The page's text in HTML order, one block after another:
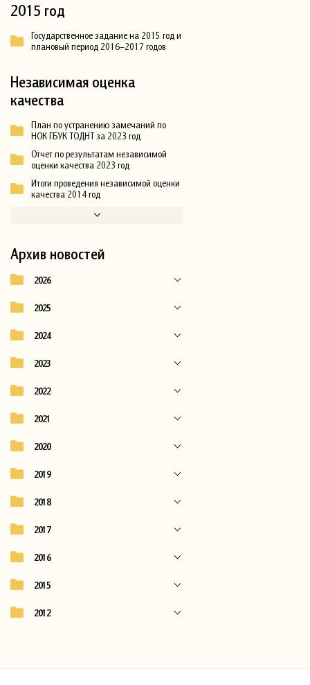
2015 год
Государственное задание на 2015 год и
плановый период 2016–2017 годов
Независимая оценка
качества
План по устранению замечаний по
НОК ГБУК ТОДНТ за 2023 год
Отчет по результатам независимой
оценки качества 2023 год
Итоги проведения независимой оценки
качества 2014 год
Архив новостей
2026
2025
2024
2023
2022
2021
2020
2019
2018
2017
2016
2015
2012